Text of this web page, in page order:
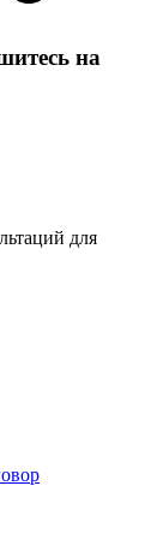
на
для